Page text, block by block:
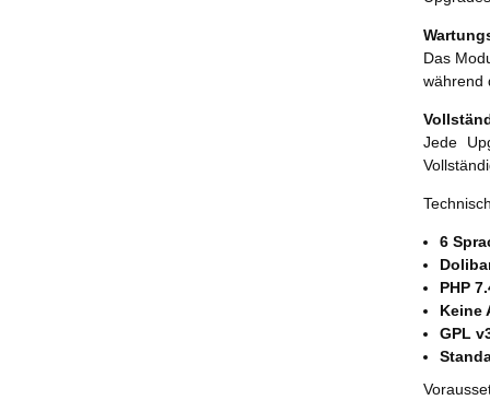
Das
während
Jede
6
PHP
Keine
GPL